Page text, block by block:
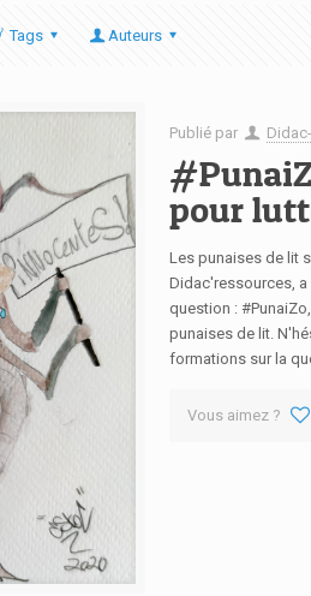
Tags Auteurs
Publié par
pour
Les punaises de lit
Didac'ressources,
question :
punaises de lit.
formations sur la
Vous aimez ?